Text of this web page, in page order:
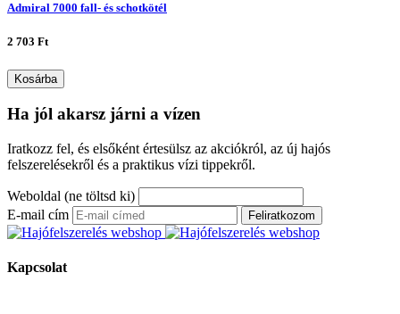
Admiral 7000 fall- és schotkötél
2 703 Ft
Kosárba
Ha jól akarsz járni a vízen
Iratkozz fel, és elsőként értesülsz az akciókról, az új hajós
felszerelésekről és a praktikus vízi tippekről.
Weboldal (ne töltsd ki)
E-mail cím
Feliratkozom
Kapcsolat